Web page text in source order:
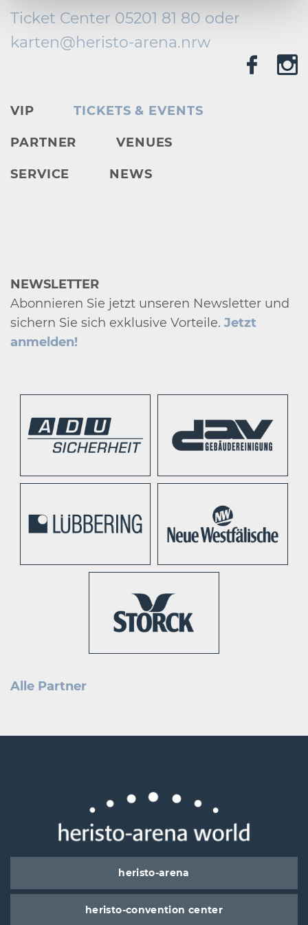
Ticket Center 05201 81 80 oder
karten@heristo-arena.nrw
VIP TICKETS & EVENTS
PARTNER VENUES
SERVICE NEWS
NEWSLETTER
Abonnieren Sie jetzt unseren Newsletter und
sichern Sie sich exklusive Vorteile. Jetzt
anmelden!
Alle Partner
heristo-arena
heristo-convention center